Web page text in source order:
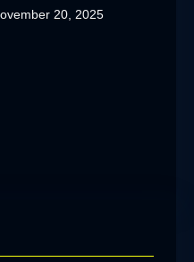
20, 2025